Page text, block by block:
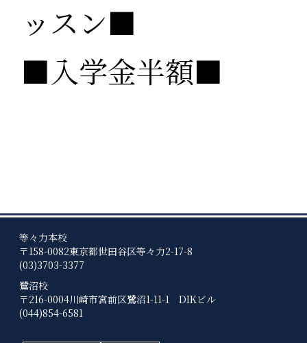
ッスン■
■入学金半額■
等々力本校
〒158-0082東京都世田谷区等々力2-17-8
(03)3703-3377
鷺沼校
〒216-0004川崎市宮前区鷺沼1-11-1 DIKビル
(044)854-6581